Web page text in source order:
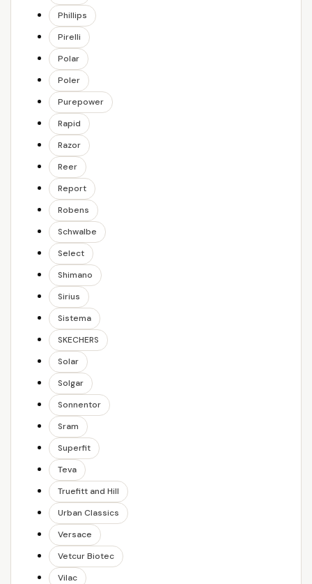
Phillips
Pirelli
Polar
Poler
Purepower
Rapid
Razor
Reer
Report
Robens
Schwalbe
Select
Shimano
Sirius
Sistema
SKECHERS
Solar
Solgar
Sonnentor
Sram
Superfit
Teva
Truefitt and Hill
Urban Classics
Versace
Vetcur Biotec
Vilac